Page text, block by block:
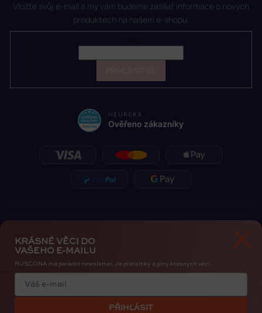
Vložte svůj e-mail a my vám budeme zasílat informace o nových
produktech na našem e-shopu.
Zásady ochrany osobních údajůCookies
KRÁSNÉ VĚCI DO
VAŠEHO E-MAILU
RUSCONA má parádní newsletter. Je přátelský a plný krásných věcí.
PŘIHLÁSIT